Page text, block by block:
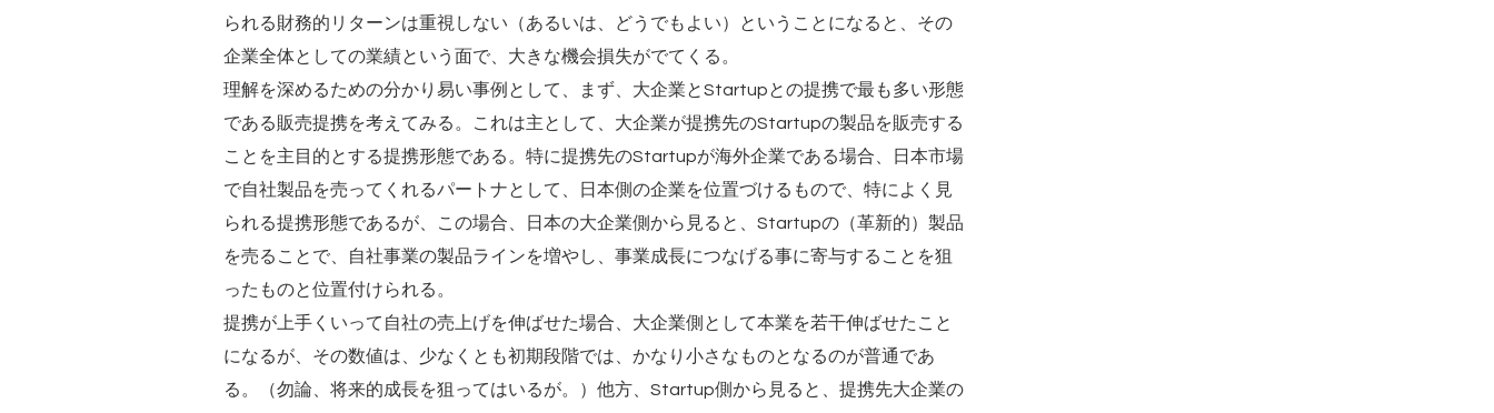
られる財務的リターンは重視しない（あるいは、どうでもよい）ということになると、その
企業全体としての業績という面で、大きな機会損失がでてくる。
理解を深めるための分かり易い事例として、まず、大企業とStartupとの提携で最も多い形態
である販売提携を考えてみる。これは主として、大企業が提携先のStartupの製品を販売する
ことを主目的とする提携形態である。特に提携先のStartupが海外企業である場合、日本市場
で自社製品を売ってくれるパートナとして、日本側の企業を位置づけるもので、特によく見
られる提携形態であるが、この場合、日本の大企業側から見ると、Startupの（革新的）製品
を売ることで、自社事業の製品ラインを増やし、事業成長につなげる事に寄与することを狙
ったものと位置付けられる。
提携が上手くいって自社の売上げを伸ばせた場合、大企業側として本業を若干伸ばせたこと
になるが、その数値は、少なくとも初期段階では、かなり小さなものとなるのが普通であ
る。（勿論、将来的成長を狙ってはいるが。）他方、Startup側から見ると、提携先大企業の